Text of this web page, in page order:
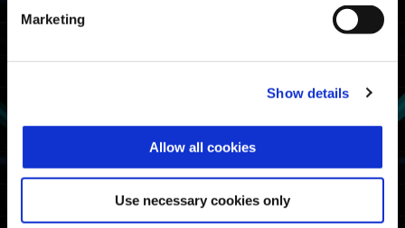
Marketing
Show details
Allow all cookies
Use necessary cookies only
Steam®
给您带来不便，我们深表歉意。非常感谢您的耐心